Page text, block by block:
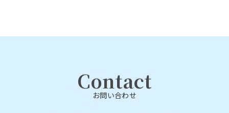
Contact
お問い合わせ